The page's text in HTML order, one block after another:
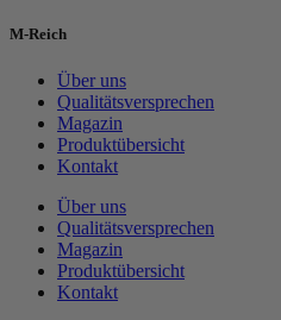
M-Reich
Über uns
Qualitätsversprechen
Magazin
Produktübersicht
Kontakt
Über uns
Qualitätsversprechen
Magazin
Produktübersicht
Kontakt